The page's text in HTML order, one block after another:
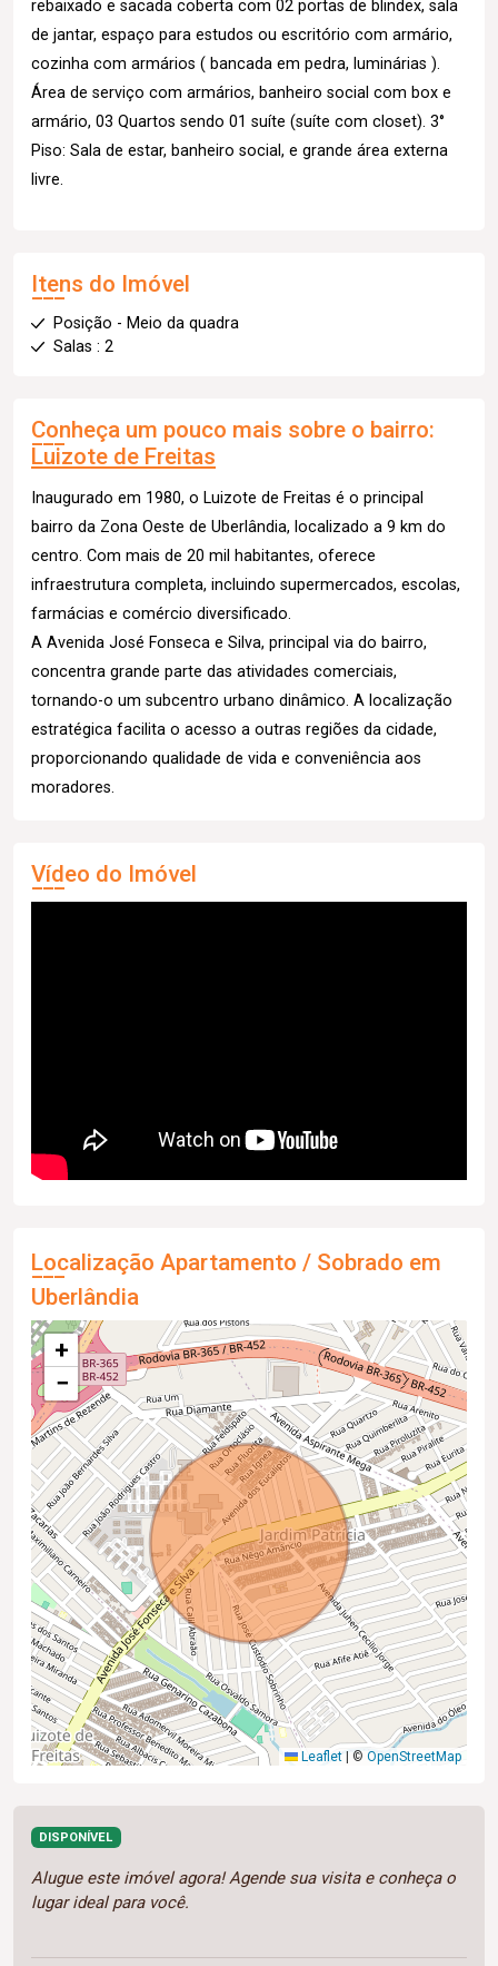
rebaixado e sacada coberta com 02 portas de blindex, sala
de jantar, espaço para estudos ou escritório com armário,
cozinha com armários ( bancada em pedra, luminárias ).
Área de serviço com armários, banheiro social com box e
armário, 03 Quartos sendo 01 suíte (suíte com closet). 3°
Piso: Sala de estar, banheiro social, e grande área externa
livre.
Itens do Imóvel
Posição - Meio da quadra
Salas : 2
Conheça um pouco mais sobre o bairro:
Luizote de Freitas
Inaugurado em 1980, o Luizote de Freitas é o principal
bairro da Zona Oeste de Uberlândia, localizado a 9 km do
centro. Com mais de 20 mil habitantes, oferece
infraestrutura completa, incluindo supermercados, escolas,
farmácias e comércio diversificado.
A Avenida José Fonseca e Silva, principal via do bairro,
concentra grande parte das atividades comerciais,
tornando-o um subcentro urbano dinâmico. A localização
estratégica facilita o acesso a outras regiões da cidade,
proporcionando qualidade de vida e conveniência aos
moradores.
Vídeo do Imóvel
Localização Apartamento / Sobrado em
Uberlândia
+
−
Leaflet © OpenStreetMap
DISPONÍVEL
Alugue este imóvel agora! Agende sua visita e conheça o
lugar ideal para você.